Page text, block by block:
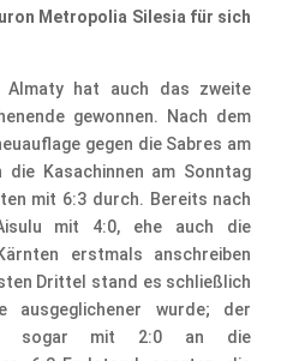
Metropolia Silesia für sich
Almaty hat auch das zweite
gewonnen. Nach dem
gegen die Sabres am
Kasachinnen am Sonntag
mit 6:3 durch. Bereits nach
mit 4:0, ehe auch die
erstmals anschreiben
Drittel stand es schließlich
ausgeglichener wurde; der
sogar mit 2:0 an die